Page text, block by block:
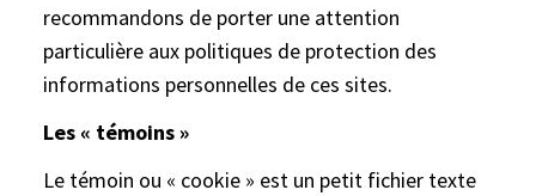
recommandons de porter une attention
particulière aux politiques de protection des
informations personnelles de ces sites.
Les « témoins »
Le témoin ou « cookie » est un petit fichier texte